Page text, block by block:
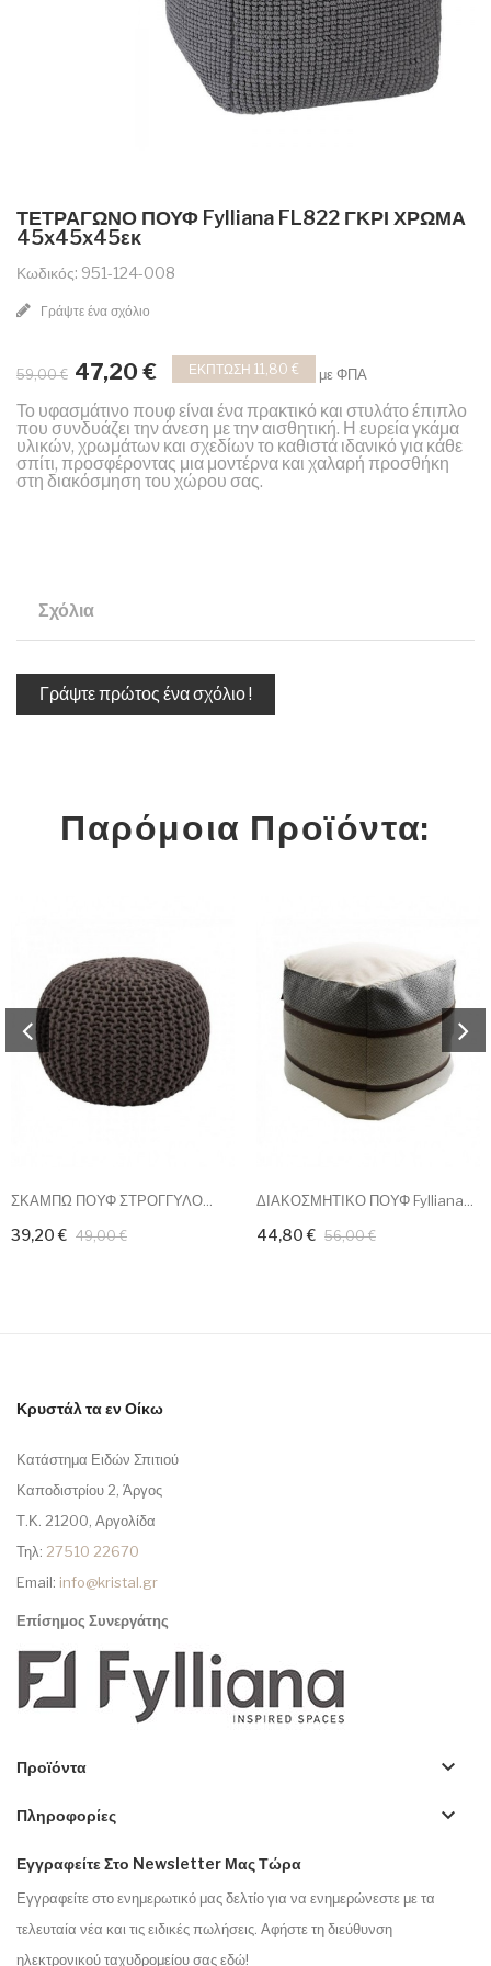
ΤΕΤΡΑΓΩΝΟ ΠΟΥΦ Fylliana FL822 ΓΚΡΙ ΧΡΩΜΑ
45x45x45εκ
Κωδικός: 951-124-008
Γράψτε ένα σχόλιο
59,00 € 47,20 € ΈΚΠΤΩΣΗ 11,80 € με ΦΠΑ
Το υφασμάτινο πουφ είναι ένα πρακτικό και στυλάτο έπιπλο
που συνδυάζει την άνεση με την αισθητική. Η ευρεία γκάμα
υλικών, χρωμάτων και σχεδίων το καθιστά ιδανικό για κάθε
σπίτι, προσφέροντας μια μοντέρνα και χαλαρή προσθήκη
στη διακόσμηση του χώρου σας.
Σχόλια
Γράψτε πρώτος ένα σχόλιο !
Παρόμοια Προϊόντα:
ΣΚΑΜΠΩ ΠΟΥΦ ΣΤΡΟΓΓΥΛΟ...
39,20 € 49,00 €
ΔΙΑΚΟΣΜΗΤΙΚΟ ΠΟΥΦ Fylliana...
44,80 € 56,00 €
Κρυστάλ τα εν Οίκω
Κατάστημα Ειδών Σπιτιού
Καποδιστρίου 2, Άργος
Τ.Κ. 21200, Αργολίδα
Τηλ: 27510 22670
Email: info@kristal.gr
Επίσημος Συνεργάτης
Προϊόντα keyboard_arrow_down
Πληροφορίες keyboard_arrow_down
Εγγραφείτε Στο Newsletter Μας Τώρα
Εγγραφείτε στο ενημερωτικό μας δελτίο για να ενημερώνεστε με τα
τελευταία νέα και τις ειδικές πωλήσεις. Αφήστε τη διεύθυνση
ηλεκτρονικού ταχυδρομείου σας εδώ!